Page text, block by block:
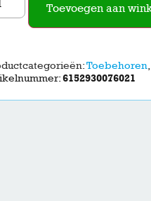
Toevoegen aan
Toebehoren
6152930076021